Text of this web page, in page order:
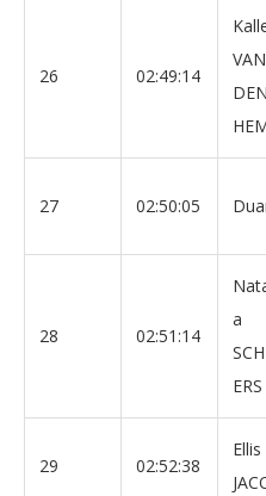
26 02:49:14
VAN
DEN
27 02:50:05
28 02:51:14
a
ERS
29 02:52:38
Ellis